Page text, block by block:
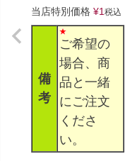
当店特別価格 ¥1税込
備
考
ご希望の
場合、商
品と一緒
にご注文
くださ
い。